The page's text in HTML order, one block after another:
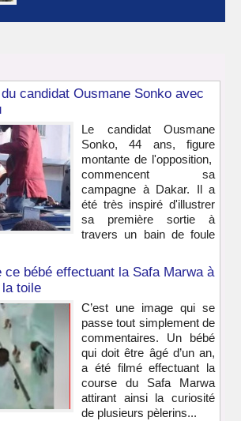
candidat Ousmane Sonko avec
Le candidat Ousmane
Sonko, 44 ans, figure
montante de l'opposition,
commencent sa
campagne à Dakar. Il a
été très inspiré d'illustrer
sa première sortie à
travers un bain de foule
ce bébé effectuant la Safa Marwa à
la toile
C’est une image qui se
passe tout simplement de
commentaires. Un bébé
qui doit être âgé d’un an,
a été filmé effectuant la
course du Safa Marwa
attirant ainsi la curiosité
de plusieurs pèlerins...